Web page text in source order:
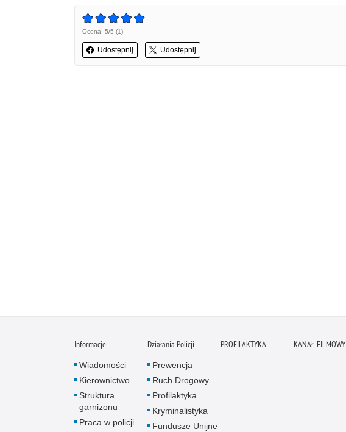
Ocena: 5/5 (1)
Udostępnij Udostępnij
Informacje
Wiadomości
Kierownictwo
Struktura
garnizonu
Praca w policji
Działania Policji
Prewencja
Ruch Drogowy
Profilaktyka
Kryminalistyka
Fundusze Unijne
PROFILAKTYKA KANAŁ FILMOWY